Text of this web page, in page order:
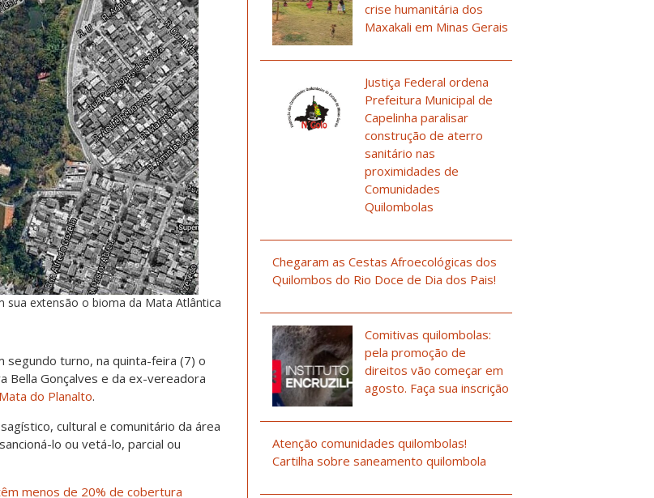
sua extensão o bioma da Mata Atlântica
segundo turno, na quinta-feira (7) o
Gonçalves e da ex-vereadora
do Planalto.
cultural e comunitário da área
lo ou vetá-lo, parcial ou
menos de 20% de cobertura
crise humanitária dos
Maxakali em Minas Gerais
Justiça Federal ordena
Prefeitura Municipal de
Capelinha paralisar
construção de aterro
sanitário nas
proximidades de
Comunidades
Quilombolas
Chegaram as Cestas Afroecológicas dos
Quilombos do Rio Doce de Dia dos Pais!
Comitivas quilombolas:
pela promoção de
direitos vão começar em
agosto. Faça sua inscrição
Atenção comunidades quilombolas!
Cartilha sobre saneamento quilombola